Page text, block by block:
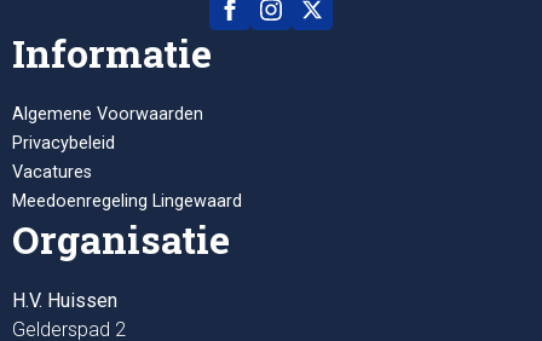
Informatie
Algemene Voorwaarden
Privacybeleid
Vacatures
Meedoenregeling Lingewaard
Organisatie
H.V. Huissen
Gelderspad 2